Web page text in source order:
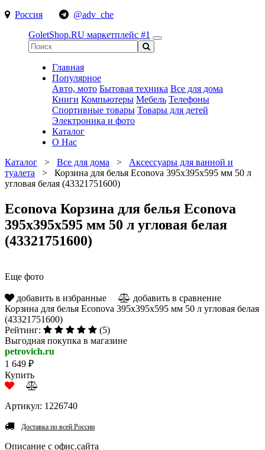
Россия
@adv_che
GoletShop.RU маркетплейс #1
Главная
Популярное
Авто, мото Бытовая техника Все для дома
Книги Компьютеры Мебель Телефоны
Спортивные товары Товары для детей
Электроника и фото
Каталог
О Нас
Каталог > Все для дома > Аксессуары для ванной и
туалета > Корзина для белья Econova 395х395х595 мм 50 л
угловая белая (43321751600)
Econova Корзина для белья Econova
395х395х595 мм 50 л угловая белая
(43321751600)
Еще фото
добавить в избранные
добавить в сравнение
Корзина для белья Econova 395х395х595 мм 50 л угловая белая
(43321751600)
Рейтинг:
(5)
Выгодная покупка в магазине
petrovich.ru
1 649 ₽
Купить
Артикул: 1226740
Доставка по всей России
Описание с офис.сайта